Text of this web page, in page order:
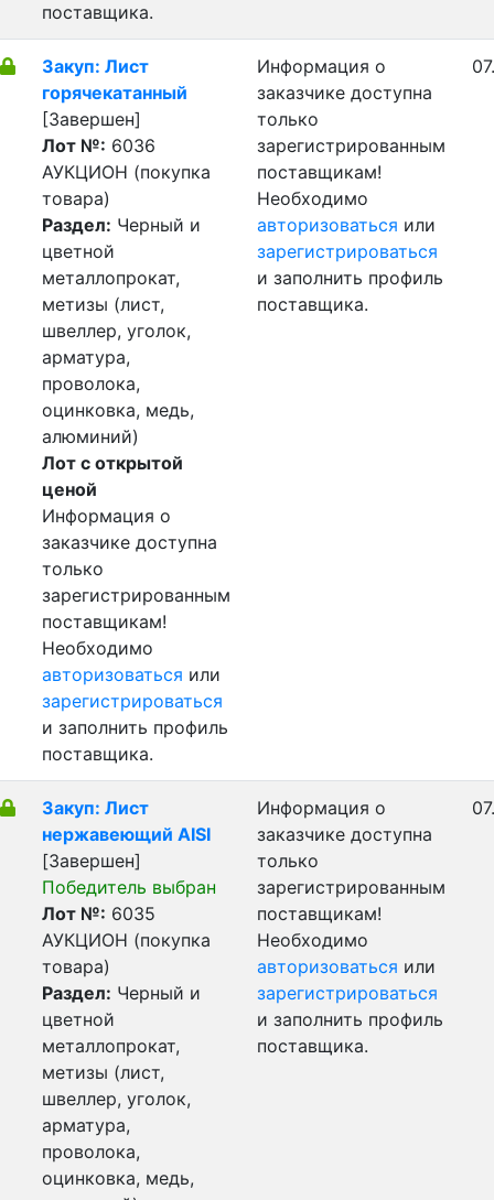
поставщика.
Закуп: Лист
горячекатанный
[Завершен]
Лот №: 6036
АУКЦИОН (покупка
товара)
Раздел: Черный и
цветной
металлопрокат,
метизы (лист,
швеллер, уголок,
арматура,
проволока,
оцинковка, медь,
алюминий)
Лот с открытой
ценой
Информация о
заказчике доступна
только
зарегистрированным
поставщикам!
Необходимо
авторизоваться или
зарегистрироваться
и заполнить профиль
поставщика.
Информация о
заказчике доступна
только
зарегистрированным
поставщикам!
Необходимо
авторизоваться или
зарегистрироваться
и заполнить профиль
поставщика.
Закуп: Лист
нержавеющий AISI
[Завершен]
Победитель выбран
Лот №: 6035
АУКЦИОН (покупка
товара)
Раздел: Черный и
цветной
металлопрокат,
метизы (лист,
швеллер, уголок,
арматура,
проволока,
оцинковка, медь,
Информация о
заказчике доступна
только
зарегистрированным
поставщикам!
Необходимо
авторизоваться или
зарегистрироваться
и заполнить профиль
поставщика.